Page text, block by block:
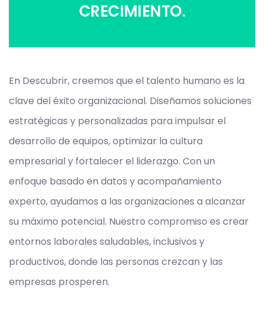
CRECIMIENTO.
En Descubrir, creemos que el talento humano es la
clave del éxito organizacional. Diseñamos soluciones
estratégicas y personalizadas para impulsar el
desarrollo de equipos, optimizar la cultura
empresarial y fortalecer el liderazgo. Con un
enfoque basado en datos y acompañamiento
experto, ayudamos a las organizaciones a alcanzar
su máximo potencial. Nuestro compromiso es crear
entornos laborales saludables, inclusivos y
productivos, donde las personas crezcan y las
empresas prosperen.